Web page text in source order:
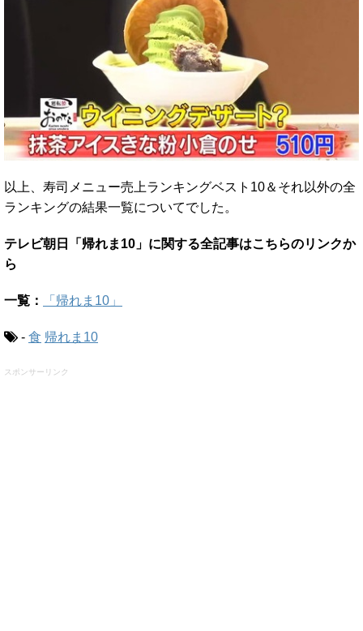
以上、寿司メニュー売上ランキングベスト10＆それ以外の全
ランキングの結果一覧についてでした。
テレビ朝日「帰れま10」に関する全記事はこちらのリンクか
ら
一覧： 「帰れま10」
- 食 帰れま10
スポンサーリンク